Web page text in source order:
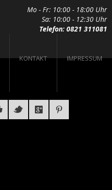
Mo - Fr: 10:00 - 18:00 Uhr
Sa: 10:00 - 12:30 Uhr
Telefon: 0821 311081
KONTAKT IMPRESSUM